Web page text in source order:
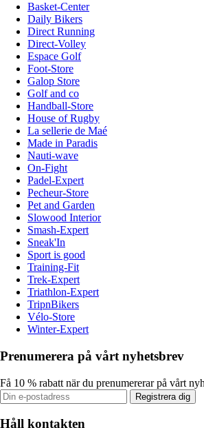
Basket-Center
Daily Bikers
Direct Running
Direct-Volley
Espace Golf
Foot-Store
Galop Store
Golf and co
Handball-Store
House of Rugby
La sellerie de Maé
Made in Paradis
Nauti-wave
On-Fight
Padel-Expert
Pecheur-Store
Pet and Garden
Slowood Interior
Smash-Expert
Sneak'In
Sport is good
Training-Fit
Trek-Expert
Triathlon-Expert
TripnBikers
Vélo-Store
Winter-Expert
Prenumerera på vårt nyhetsbrev
Få 10 % rabatt när du prenumererar på vårt
Registrera dig
Håll kontakten